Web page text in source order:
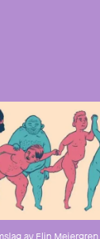
av Elin Mejergren